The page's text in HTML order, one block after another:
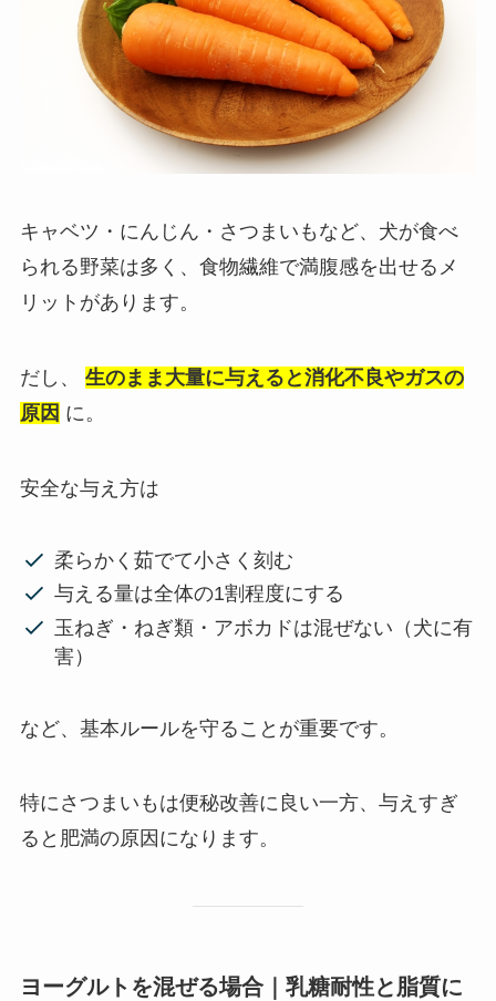
キャベツ・にんじん・さつまいもなど、犬が食べ
られる野菜は多く、食物繊維で満腹感を出せるメ
リットがあります。
だし、 生のまま大量に与えると消化不良やガスの
原因 に。
安全な与え方は
柔らかく茹でて小さく刻む
与える量は全体の1割程度にする
玉ねぎ・ねぎ類・アボカドは混ぜない（犬に有
害）
など、基本ルールを守ることが重要です。
特にさつまいもは便秘改善に良い一方、与えすぎ
ると肥満の原因になります。
ヨーグルトを混ぜる場合｜乳糖耐性と脂質に